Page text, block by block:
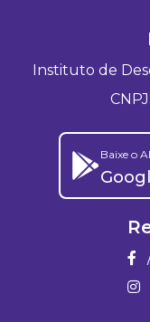
Instituto de
Baixe o